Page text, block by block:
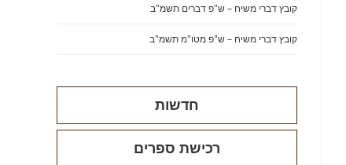
קובץ דברי משיח – ש"פ דברים תשמ"ב
קובץ דברי משיח – ש"פ מטו"מ תשמ"ב
חדשות
רכישת ספרים